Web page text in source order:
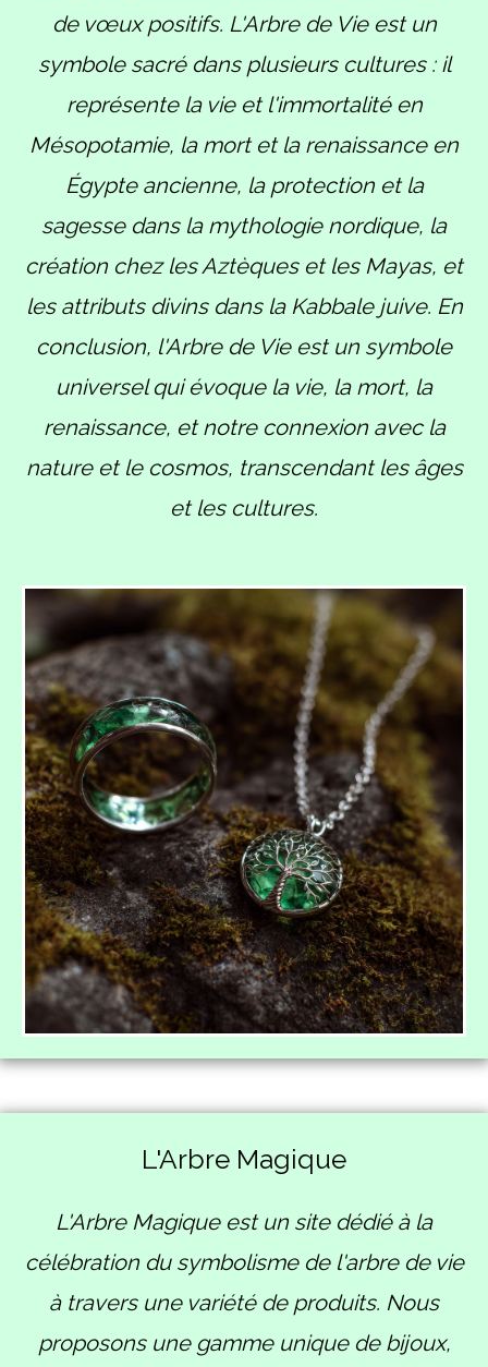
de vœux positifs. L'Arbre de Vie est un
symbole sacré dans plusieurs cultures : il
représente la vie et l'immortalité en
Mésopotamie, la mort et la renaissance en
Égypte ancienne, la protection et la
sagesse dans la mythologie nordique, la
création chez les Aztèques et les Mayas, et
les attributs divins dans la Kabbale juive. En
conclusion, l'Arbre de Vie est un symbole
universel qui évoque la vie, la mort, la
renaissance, et notre connexion avec la
nature et le cosmos, transcendant les âges
et les cultures.
L'Arbre Magique
L'Arbre Magique est un site dédié à la
célébration du symbolisme de l'arbre de vie
à travers une variété de produits. Nous
proposons une gamme unique de bijoux,